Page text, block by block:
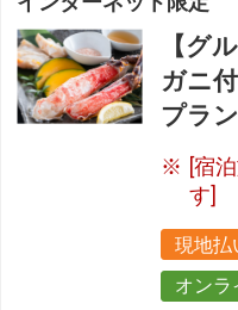
【グ
ガニ
プラン
[宿
す]
現地払
オンラ